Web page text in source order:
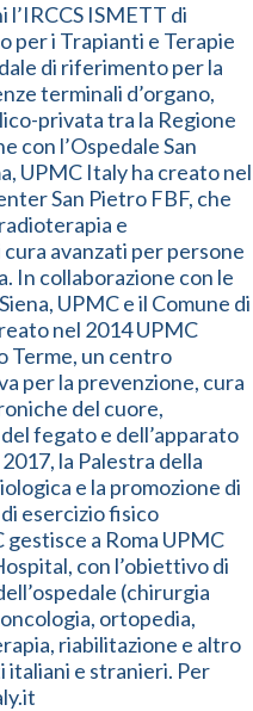
ISMETT di
per i Trapianti e Terapie
di riferimento per la
terminali d’organo,
privata tra la Regione
con l’Ospedale San
UPMC Italy ha creato nel
San Pietro FBF, che
e
avanzati per persone
In collaborazione con le
UPMC e il Comune di
nel 2014 UPMC
Terme, un centro
per la prevenzione, cura
del cuore,
fegato e dell’apparato
la Palestra della
e la promozione di
esercizio fisico
a Roma UPMC
con l’obiettivo di
(chirurgia
ortopedia,
riabilitazione e altro
italiani e stranieri. Per